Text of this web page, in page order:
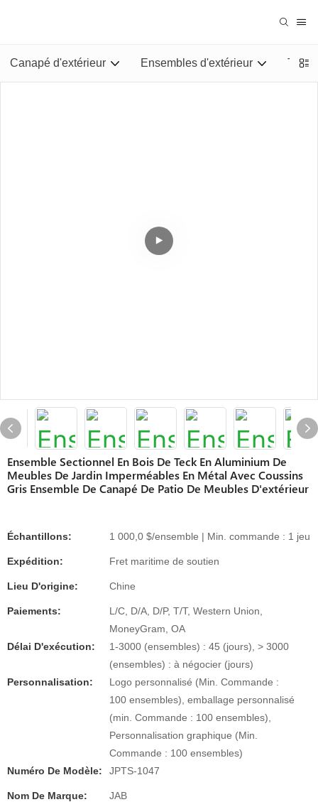
Canapé d'extérieur Ensembles d'extérieur
Ensemble Sectionnel En Bois De Teck En Aluminium De
Meubles De Jardin Imperméables En Métal Avec Coussins
Gris Ensemble De Canapé De Patio De Meubles D'extérieur
Échantillons: 1 000,0 $/ensemble | Min. commande : 1 jeu
Expédition: Fret maritime de soutien
Lieu D'origine: Chine
Paiements:
L/C, D/A, D/P, T/T, Western Union,
MoneyGram, OA
Délai D'exécution:
1-3000 (ensembles) : 45 (jours), > 3000
(ensembles) : à négocier (jours)
Personnalisation:
Logo personnalisé (Min. Commande :
100 ensembles), emballage personnalisé
(min. Commande : 100 ensembles),
Personnalisation graphique (Min.
Commande : 100 ensembles)
Numéro De Modèle:
JPTS-1047
Nom De Marque: JAB